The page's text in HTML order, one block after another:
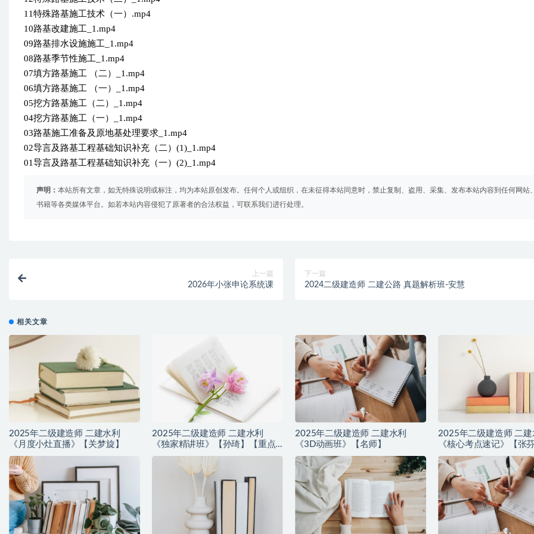
11特殊路基施工技术（一）.mp4
10路基改建施工_1.mp4
09路基排水设施施工_1.mp4
08路基季节性施工_1.mp4
07填方路基施工 （二）_1.mp4
06填方路基施工 （一）_1.mp4
05挖方路基施工（二）_1.mp4
04挖方路基施工（一）_1.mp4
03路基施工准备及原地基处理要求_1.mp4
02导言及路基工程基础知识补充（二）(1)_1.mp4
01导言及路基工程基础知识补充（一）(2)_1.mp4
声明： 本站所有文章，如无特殊说明或标注，均为本站原创发布。任何个人或组织，在未征得本站同意时，禁止复制、盗用、采集、发布本站内容到任何网站
书籍等各类媒体平台。如若本站内容侵犯了原著者的合法权益，可联系我们进行处理。
上一篇
2026年小张申论系统课
下一篇
2024二级建造师 二建公路 真题解析班-安慧
相关文章
2025年二级建造师 二建水利
《月度小灶直播》【关梦旋】
2025年二级建造师 二建水利
《独家精讲班》【孙琦】【重点
推荐】
2025年二级建造师 二建水利
《3D动画班》【名师】
2025年二级建造师 二建
《核心考点速记》【张